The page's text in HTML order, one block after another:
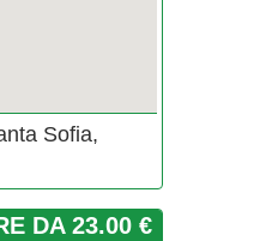
Sofia,
DA 23.00 €